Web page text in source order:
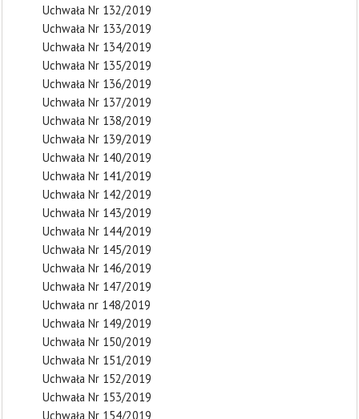
Uchwała Nr 132/2019
Uchwała Nr 133/2019
Uchwała Nr 134/2019
Uchwała Nr 135/2019
Uchwała Nr 136/2019
Uchwała Nr 137/2019
Uchwała Nr 138/2019
Uchwała Nr 139/2019
Uchwała Nr 140/2019
Uchwała Nr 141/2019
Uchwała Nr 142/2019
Uchwała Nr 143/2019
Uchwała Nr 144/2019
Uchwała Nr 145/2019
Uchwała Nr 146/2019
Uchwała Nr 147/2019
Uchwała nr 148/2019
Uchwała Nr 149/2019
Uchwała Nr 150/2019
Uchwała Nr 151/2019
Uchwała Nr 152/2019
Uchwała Nr 153/2019
Uchwała Nr 154/2019